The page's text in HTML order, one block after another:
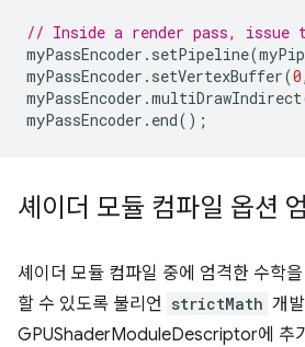
// Inside a render pass, issue
myPassEncoder . setPipeline(
myPassEncoder . setVertexBuffer(0,
myPassEncoder .multiDrawIndirect
myPassEncoder . end();
셰이더 모듈 컴파일 옵션
셰이더 모듈 컴파일 중에 엄격한 수학
할 수 있도록 불리언 strictMath 개
GPUShaderModuleDescriptor에 추